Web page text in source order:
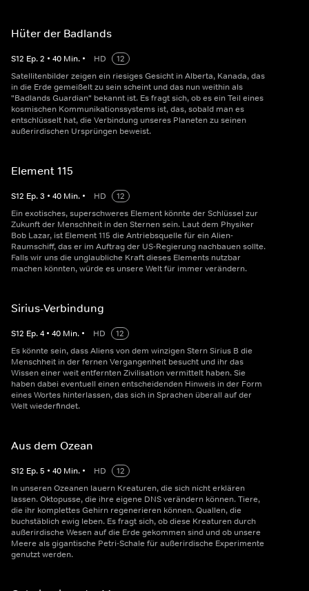
Hüter der Badlands
S12 Ep.2 • 40 Min. • HD
12
Satellitenbilder zeigen ein riesiges Gesicht in Alberta, Kanada, das
in die Erde gemeißelt zu sein scheint und das nun weithin als
"Badlands Guardian" bekannt ist. Es fragt sich, ob es ein Teil eines
kosmischen Kommunikationssystems ist, das, sobald man es
entschlüsselt hat, die Verbindung unseres Planeten zu seinen
außerirdischen Ursprüngen beweist.
Element 115
S12 Ep.3 • 40 Min. • HD
12
Ein exotisches, superschweres Element könnte der Schlüssel zur
Zukunft der Menschheit in den Sternen sein. Laut dem Physiker
Bob Lazar, ist Element 115 die Antriebsquelle für ein Alien-
Raumschiff, das er im Auftrag der US-Regierung nachbauen sollte.
Falls wir uns die unglaubliche Kraft dieses Elements nutzbar
machen könnten, würde es unsere Welt für immer verändern.
Sirius-Verbindung
S12 Ep.4 • 40 Min. • HD
12
Es könnte sein, dass Aliens von dem winzigen Stern Sirius B die
Menschheit in der fernen Vergangenheit besucht und ihr das
Wissen einer weit entfernten Zivilisation vermittelt haben. Sie
haben dabei eventuell einen entscheidenden Hinweis in der Form
eines Wortes hinterlassen, das sich in Sprachen überall auf der
Welt wiederfindet.
Aus dem Ozean
S12 Ep.5 • 40 Min. • HD
12
In unseren Ozeanen lauern Kreaturen, die sich nicht erklären
lassen. Oktopusse, die ihre eigene DNS verändern können. Tiere,
die ihr komplettes Gehirn regenerieren können. Quallen, die
buchstäblich ewig leben. Es fragt sich, ob diese Kreaturen durch
außerirdische Wesen auf die Erde gekommen sind und ob unsere
Meere als gigantische Petri-Schale für außerirdische Experimente
genutzt werden.